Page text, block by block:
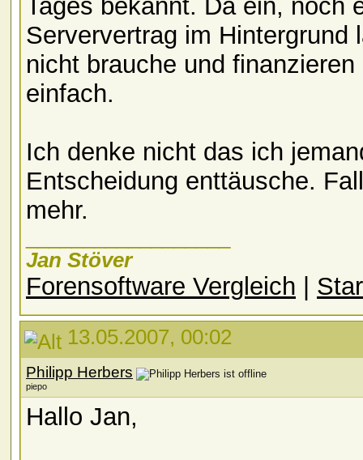
Tages bekannt. Da ein, noch
Serververtrag im Hintergrund
nicht brauche und
einfach.
Ich denke nicht das ich
Entscheidung enttäusche.
mehr.
Jan Stöver
Forensoftware Vergleich
13.05.2007, 00:02
Philipp Herbers
piepo
Hallo Jan,